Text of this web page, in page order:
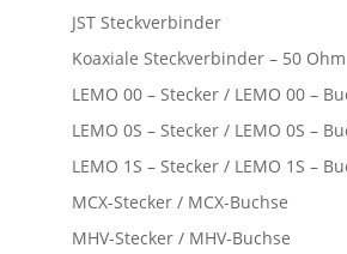
JST Steckverbinder
Koaxiale Steckverbinder – 50 Ohm
LEMO 00 – Stecker / LEMO 00 –
LEMO 0S – Stecker / LEMO 0S –
LEMO 1S – Stecker / LEMO 1S –
MCX-Stecker / MCX-Buchse
MHV-Stecker / MHV-Buchse